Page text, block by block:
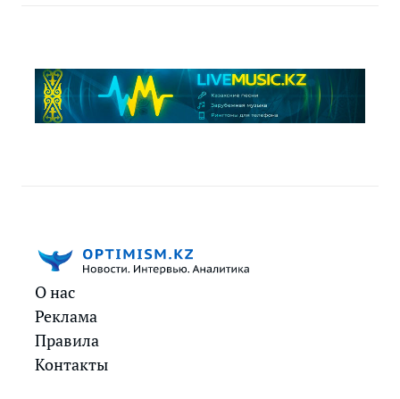
О нас
Реклама
Правила
Контакты